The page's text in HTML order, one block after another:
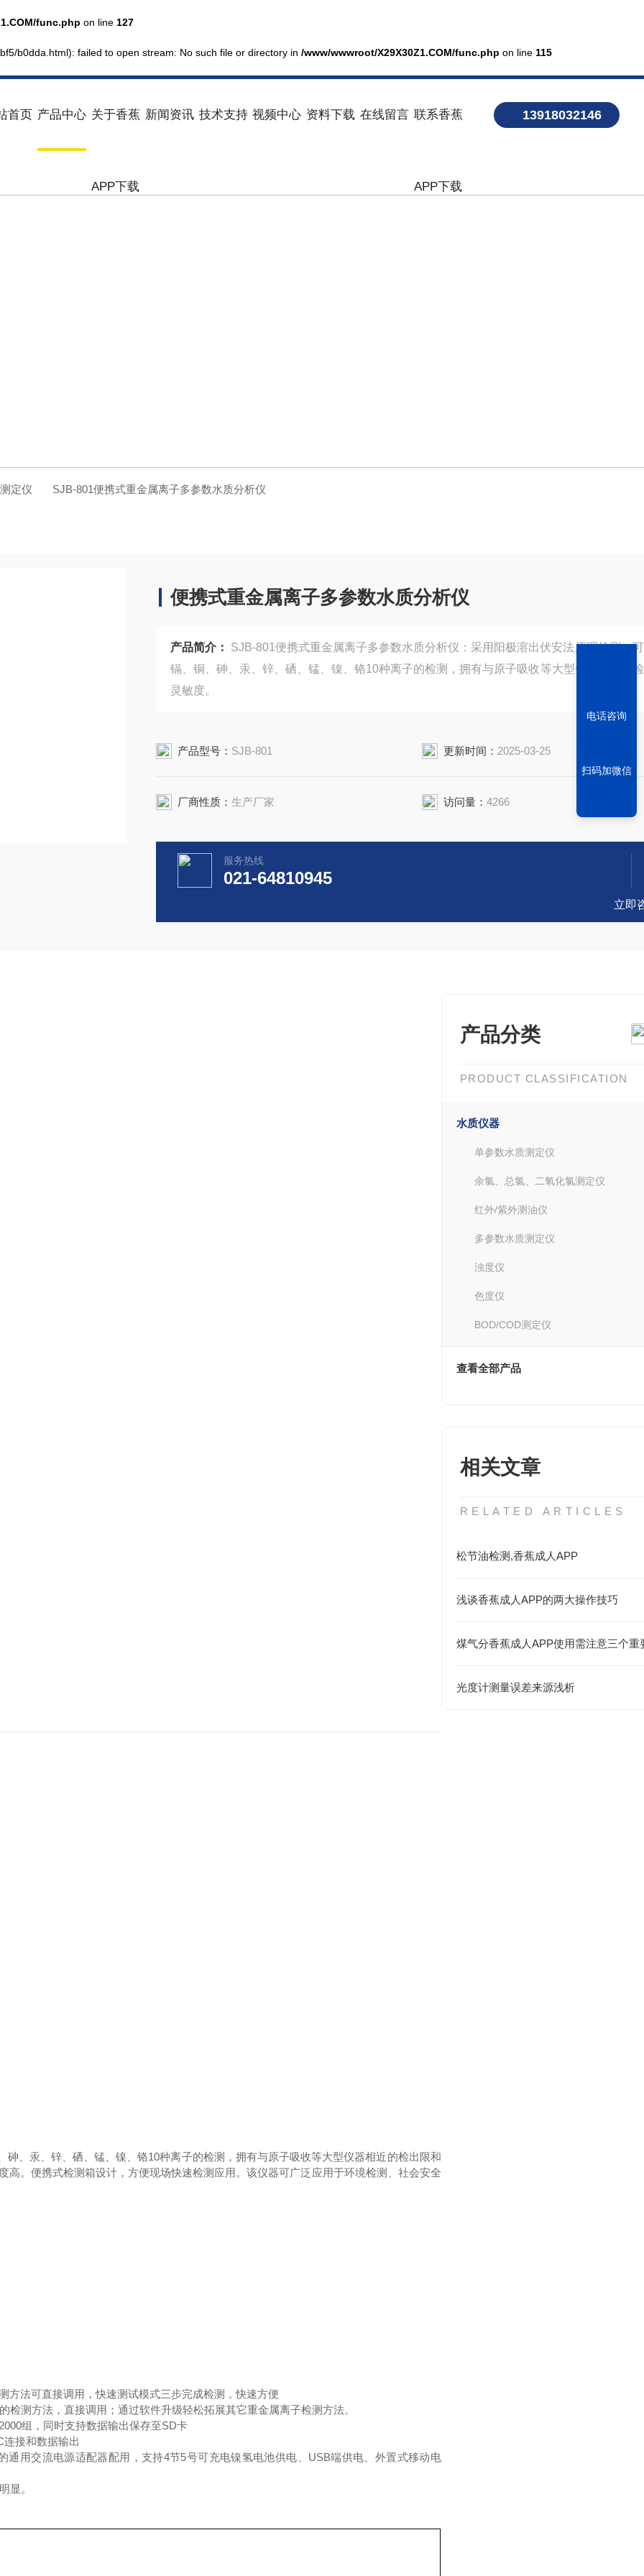
func.php on line 127
b0dda.html): failed to open stream: No such file or directory in /www/wwwroot/X29X30Z1.COM/func.php on line 115
13918032146
首页 产品中心 关于香蕉
APP下载
新闻资讯 技术支持 视频中心 资料下载 在线留言 联系香蕉
APP下载
定仪 SJB-801便携式重金属离子多参数水质分析仪
便携式重金属离子多参数水质分析仪
产品简介：
SJB-801便携式重金属离子多参数水质分析仪：采用阳极溶出伏安法原理检测，
镉、铜、砷、汞、锌、硒、锰、镍、铬10种离子的检测，拥有与原子吸收等大型仪器相近的
灵敏度。
产品型号： SJB-801 更新时间： 2025-03-25
厂商性质： 生产厂家 访问量： 4266
服务热线
021-64810945
立即
产品分类
PRODUCT CLASSIFICATION
水质仪器
单参数水质测定仪
余氯、总氯、二氧化氯测定仪
红外/紫外测油仪
多参数水质测定仪
浊度仪
色度仪
BOD/COD测定仪
查看全部产品
相关文章
RELATED ARTICLES
松节油检测,香蕉成人APP
浅谈香蕉成人APP的两大操作技巧
煤气分香蕉成人APP使用需注意三个重
光度计测量误差来源浅析
、汞、锌、硒、锰、镍、铬10种离子的检测，拥有与原子吸收等大型仪器相近的检出限和
。便携式检测箱设计，方便现场快速检测应用。该仪器可广泛应用于环境检测、社会安全
方法可直接调用，快速测试模式三步完成检测，快速方便
测方法，直接调用；通过软件升级轻松拓展其它重金属离子检测方法。
组，同时支持数据输出保存至SD卡
接和数据输出
通用交流电源适配器配用，支持4节5号可充电镍氢电池供电、USB端供电、外置式移动电
显。
电话咨询
扫码加微信